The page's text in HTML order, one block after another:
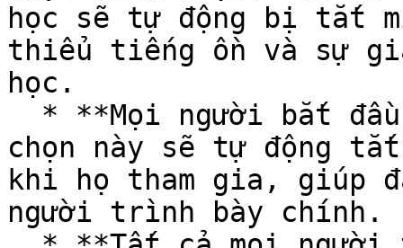
học sẽ tự động bị tắt
thiểu tiếng ồn và sự
học.
chọn này sẽ tự động
khi họ tham gia, giúp
người trình bày chính.